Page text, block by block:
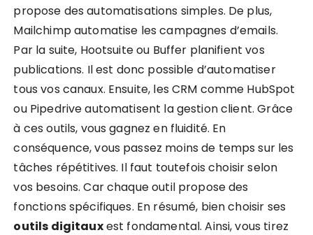
propose des automatisations simples. De plus,
Mailchimp automatise les campagnes d’emails.
Par la suite, Hootsuite ou Buffer planifient vos
publications. Il est donc possible d’automatiser
tous vos canaux. Ensuite, les CRM comme HubSpot
ou Pipedrive automatisent la gestion client. Grâce
à ces outils, vous gagnez en fluidité. En
conséquence, vous passez moins de temps sur les
tâches répétitives. Il faut toutefois choisir selon
vos besoins. Car chaque outil propose des
fonctions spécifiques. En résumé, bien choisir ses
outils digitauxest fondamental. Ainsi, vous tirez